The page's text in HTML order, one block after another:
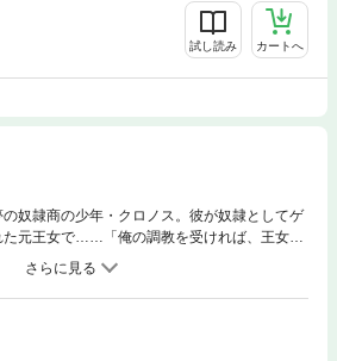
試し読み カートへ
奴隷商の少年・クロノス。彼が奴隷としてゲ
た元王女で……「俺の調教を受ければ、王女様
術でな」美少女調教バトルファンタジー開